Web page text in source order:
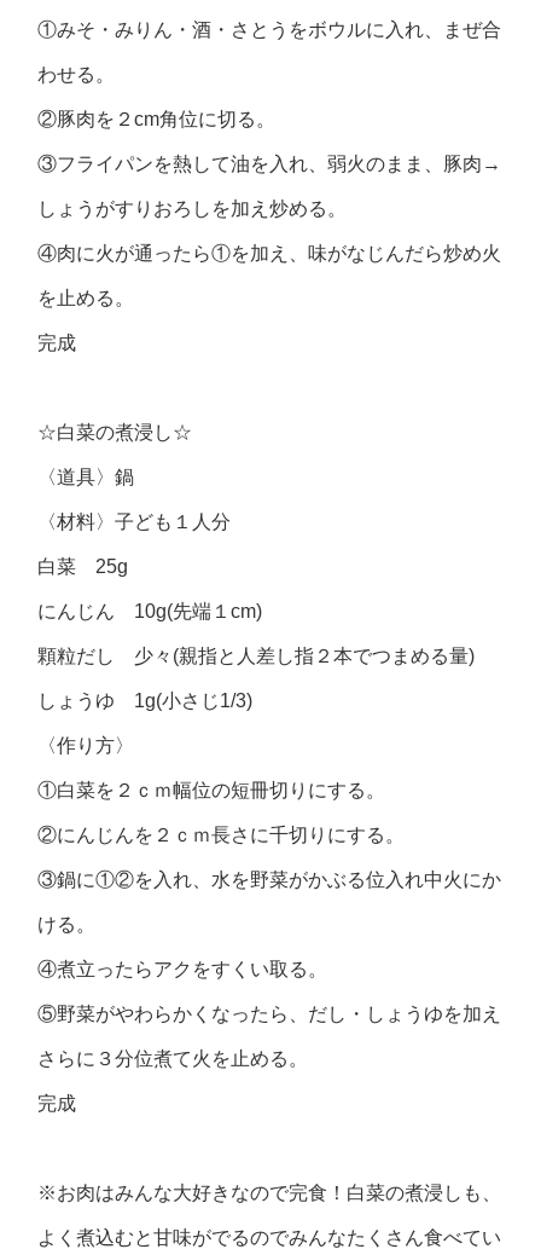
①みそ・みりん・酒・さとうをボウルに入れ、まぜ合
わせる。
②豚肉を２cm角位に切る。
③フライパンを熱して油を入れ、弱火のまま、豚肉→
しょうがすりおろしを加え炒める。
④肉に火が通ったら①を加え、味がなじんだら炒め火
を止める。
完成
☆白菜の煮浸し☆
〈道具〉鍋
〈材料〉子ども１人分
白菜 25g
にんじん 10g(先端１cm)
顆粒だし 少々(親指と人差し指２本でつまめる量)
しょうゆ 1g(小さじ1/3)
〈作り方〉
①白菜を２ｃｍ幅位の短冊切りにする。
②にんじんを２ｃｍ長さに千切りにする。
③鍋に①②を入れ、水を野菜がかぶる位入れ中火にか
ける。
④煮立ったらアクをすくい取る。
⑤野菜がやわらかくなったら、だし・しょうゆを加え
さらに３分位煮て火を止める。
完成
※お肉はみんな大好きなので完食！白菜の煮浸しも、
よく煮込むと甘味がでるのでみんなたくさん食べてい